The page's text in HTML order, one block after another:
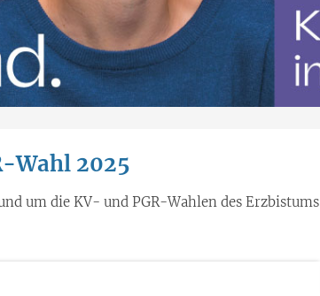
Wahl 2025
um die KV- und PGR-Wahlen des Erzbistums